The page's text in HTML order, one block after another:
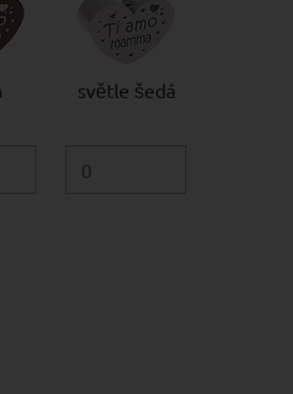
světle šedá